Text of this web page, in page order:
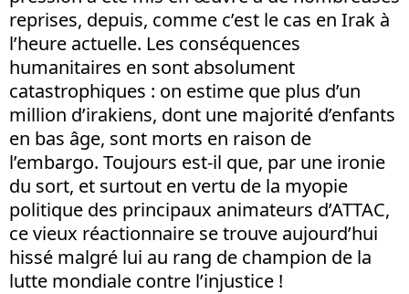
reprises, depuis, comme c’est le cas en Irak à
l’heure actuelle. Les conséquences
humanitaires en sont absolument
catastrophiques : on estime que plus d’un
million d’irakiens, dont une majorité d’enfants
en bas âge, sont morts en raison de
l’embargo. Toujours est-il que, par une ironie
du sort, et surtout en vertu de la myopie
politique des principaux animateurs d’ATTAC,
ce vieux réactionnaire se trouve aujourd’hui
hissé malgré lui au rang de champion de la
lutte mondiale contre l’injustice !